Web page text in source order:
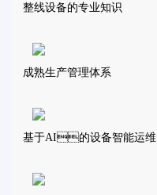
整线设备的专业知识
成熟生产管理体系
基于AI的设备智能运维